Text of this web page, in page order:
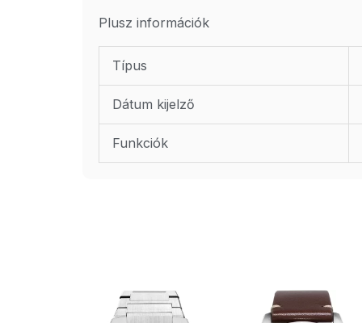
Plusz információk
Típus
Dátum kijelző
Funkciók